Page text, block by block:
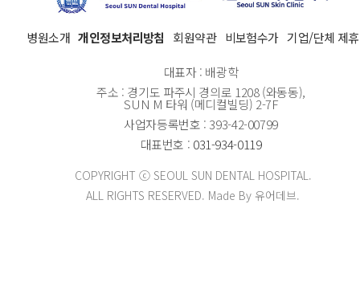
병원소개 개인정보처리방침 회원약관 비보험수가 기업/단체 제휴
대표자 : 배광학
주소 : 경기도 파주시 경의로 1208 (와동동),
SUN M 타워 (메디컬빌딩) 2-7F
사업자등록번호 : 393-42-00799
대표번호 : 031-934-0119
COPYRIGHT ⓒ SEOUL SUN DENTAL HOSPITAL.
ALL RIGHTS RESERVED. Made By 유어데브.